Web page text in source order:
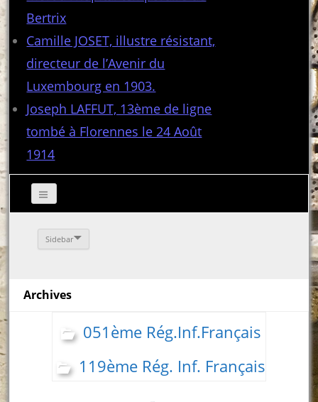
Bertrix
Camille JOSET, illustre résistant,
directeur de l’Avenir du
Luxembourg en 1903.
Joseph LAFFUT, 13ème de ligne
tombé à Florennes le 24 Août
1914
Sidebar
Archives
051ème Rég.Inf.Français
119ème Rég. Inf. Français